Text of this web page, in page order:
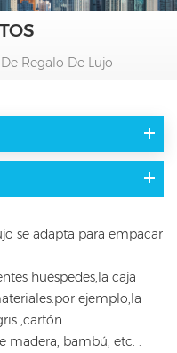
Regalo De Lujo
se adapta para empacar
huéspedes,la caja
ejemplo,la
,cartón
bambú, etc. .